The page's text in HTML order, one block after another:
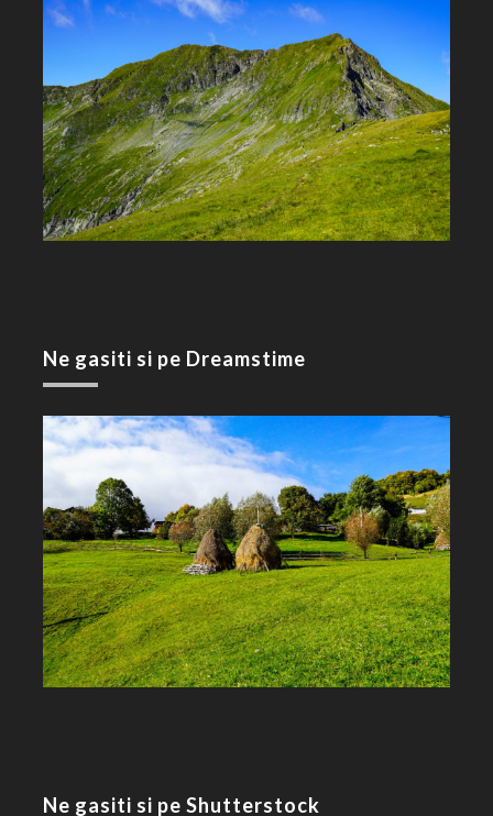
Ne gasiti si pe Dreamstime
Ne gasiti si pe Shutterstock